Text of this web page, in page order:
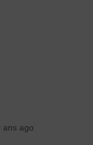
ans ago